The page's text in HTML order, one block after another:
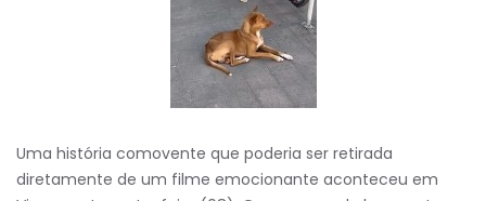
Uma história comovente que poderia ser retirada
diretamente de um filme emocionante aconteceu em